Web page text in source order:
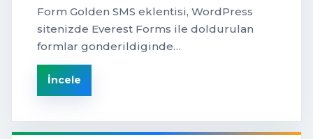
Form Golden SMS eklentisi, WordPress
sitenizde Everest Forms ile doldurulan
formlar gonderildiginde…
İncele